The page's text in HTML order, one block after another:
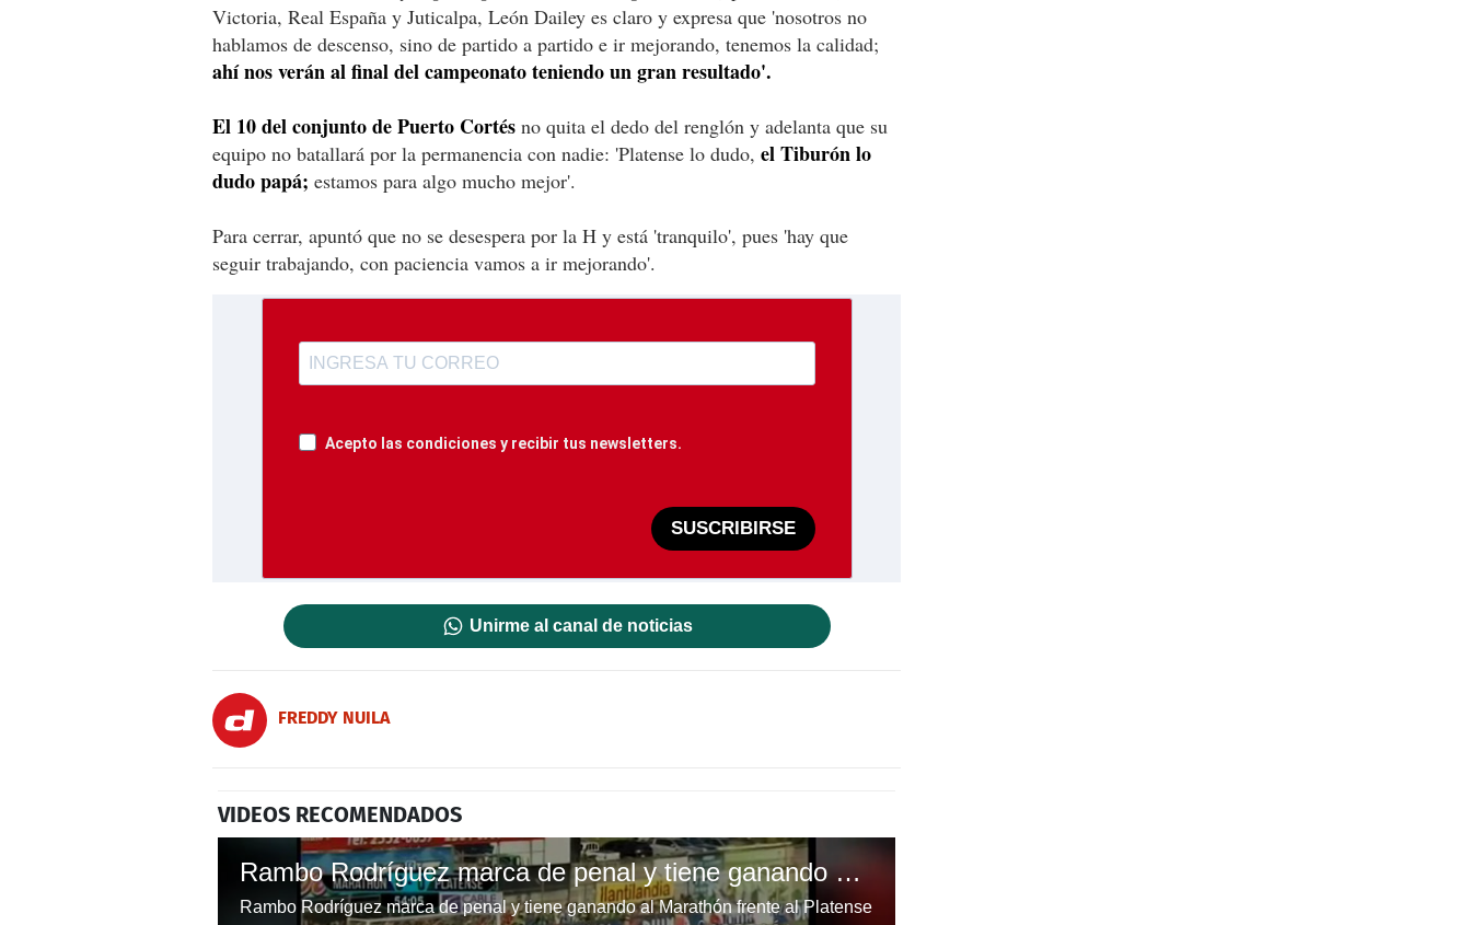
Victoria, Real España y Juticalpa, León Dailey es claro y expresa que 'nosotros no
hablamos de descenso, sino de partido a partido e ir mejorando, tenemos la calidad;
ahí nos verán al final del campeonato teniendo un gran resultado'.
El 10 del conjunto de Puerto Cortés no quita el dedo del renglón y adelanta que su
equipo no batallará por la permanencia con nadie: 'Platense lo dudo, el Tiburón lo
dudo papá; estamos para algo mucho mejor'.
Para cerrar, apuntó que no se desespera por la H y está 'tranquilo', pues 'hay que
seguir trabajando, con paciencia vamos a ir mejorando'.
Acepto las condiciones y recibir tus newsletters.
SUSCRIBIRSE
Unirme al canal de noticias
FREDDY NUILA
VIDEOS RECOMENDADOS
Rambo Rodríguez marca de penal y tiene ganando al Marathón frente a Platense
Rambo Rodríguez marca de penal y tiene ganando al Marathón frente al Platense